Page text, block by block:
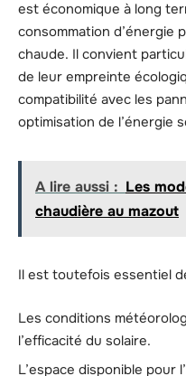
est économique à long
consommation d’énergie
chaude. Il convient
de leur empreinte
compatibilité avec les
optimisation de l’énergie
A lire aussi : Les
chaudière au mazout
Il est toutefois essentiel
Les conditions
l’efficacité du solaire.
L’espace disponible pour